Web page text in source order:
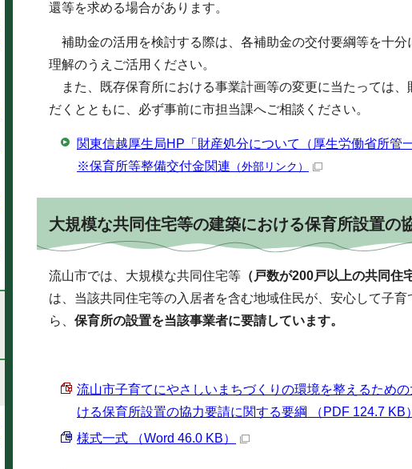
還等を求める場合があります。
補助金の活用を検討する際は、各補助金の交付要綱等を十分
理解のうえご活用ください。
また、既存保育所における事業計画等の変更に当たっては、
だくとともに、必ず事前に市担当課へご相談ください。
関東信越厚生局HP「財産処分について（厚生労働省所管
※保育所等整備交付金関連 （外部リンク）
大規模な共同住宅等の建築における保育所設置の
流山市では、大規模な共同住宅等 （戸数が200戸以上の共同住
は、当該共同住宅等の入居者を含む地域住民が、安心して子
ら、 保育所の設置を当該事業者に要請しています。
流山市子育てにやさしいまちづくりの環境を整えるため
ける保育所設置の協力要請に関する要綱 （PDF 124.7 KB
様式一式 （Word 46.0 KB）